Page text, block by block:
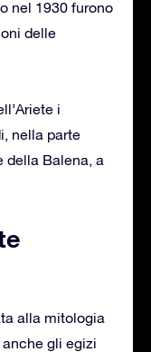
nel 1930 furono
delle
i
nella parte
della Balena, a
alla mitologia
gli egizi